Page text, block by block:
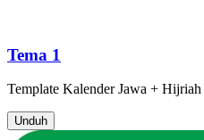
Tema 1
Template Kalender Jawa + Hijriah
Unduh